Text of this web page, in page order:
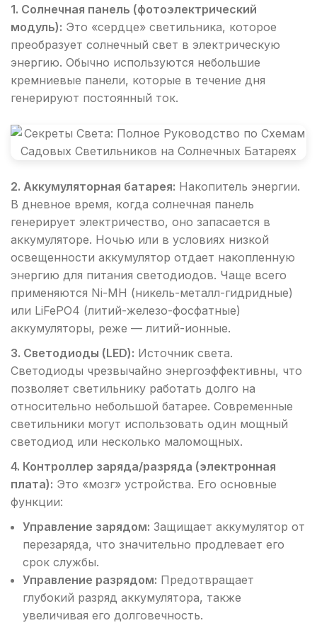
1. Солнечная панель (фотоэлектрический
модуль): Это «сердце» светильника, которое
преобразует солнечный свет в электрическую
энергию. Обычно используются небольшие
кремниевые панели, которые в течение дня
генерируют постоянный ток.
2. Аккумуляторная батарея: Накопитель энергии.
В дневное время, когда солнечная панель
генерирует электричество, оно запасается в
аккумуляторе. Ночью или в условиях низкой
освещенности аккумулятор отдает накопленную
энергию для питания светодиодов. Чаще всего
применяются Ni-MH (никель-металл-гидридные)
или LiFePO4 (литий-железо-фосфатные)
аккумуляторы, реже — литий-ионные.
3. Светодиоды (LED): Источник света.
Светодиоды чрезвычайно энергоэффективны, что
позволяет светильнику работать долго на
относительно небольшой батарее. Современные
светильники могут использовать один мощный
светодиод или несколько маломощных.
4. Контроллер заряда/разряда (электронная
плата): Это «мозг» устройства. Его основные
функции:
Управление зарядом: Защищает аккумулятор от
перезаряда, что значительно продлевает его
срок службы.
Управление разрядом: Предотвращает
глубокий разряд аккумулятора, также
увеличивая его долговечность.